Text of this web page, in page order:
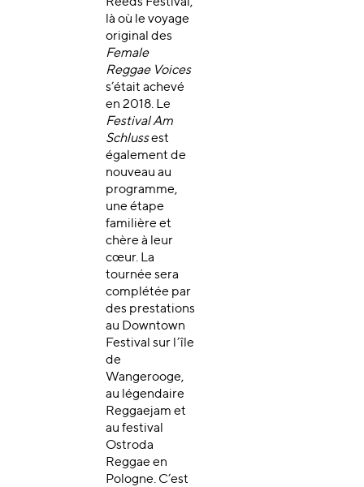
là où le voyage
original des
Female
Reggae Voices
s’était achevé
en 2018. Le
Festival Am
Schlussest
également de
nouveau au
programme,
une étape
familière et
chère à leur
cœur. La
tournée sera
complétée par
des prestations
au Downtown
Festival sur l’île
de
Wangerooge,
au légendaire
Reggaejam et
au festival
Ostroda
Reggae en
Pologne. C’est